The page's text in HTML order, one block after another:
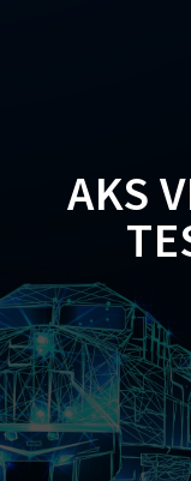
AKS